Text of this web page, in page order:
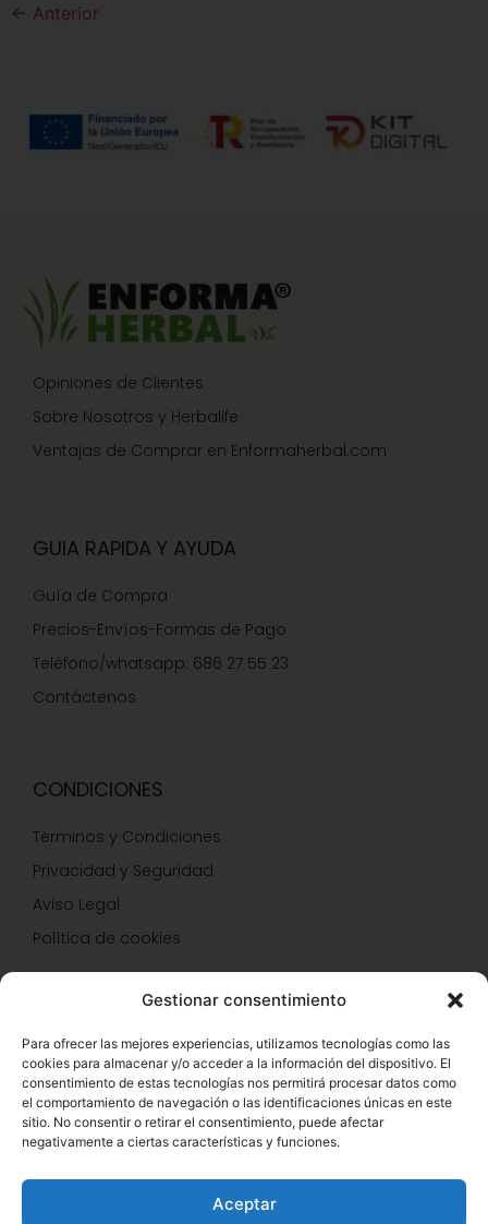
Gestionar consentimiento
Para ofrecer las mejores experiencias, utilizamos tecnologías como las
cookies para almacenar y/o acceder a la información del dispositivo. El
consentimiento de estas tecnologías nos permitirá procesar datos como
el comportamiento de navegación o las identificaciones únicas en este
sitio. No consentir o retirar el consentimiento, puede afectar
negativamente a ciertas características y funciones.
Aceptar
← Anterior
Opiniones de Clientes
Sobre Nosotros y Herbalife
Ventajas de Comprar en Enformaherbal.com
GUIA RAPIDA Y AYUDA
Guía de Compra
Precios-Envíos-Formas de Pago
Teléfono/whatsapp: 686 27 55 23
Contáctenos
CONDICIONES
Términos y Condiciones
Privacidad y Seguridad
Aviso Legal
Política de cookies
Hazte Miembro Herbalife
Consulta Nutrición Gratis
Descuentos Vip Herbalife